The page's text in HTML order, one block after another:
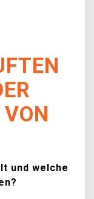
und welche